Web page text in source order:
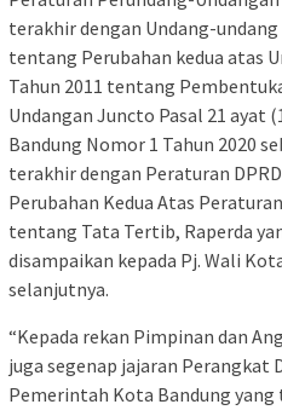
terakhir dengan Undang-
tentang Perubahan kedua atas
Tahun 2011 tentang
Undangan Juncto Pasal 21 ayat
Bandung Nomor 1 Tahun 2020
terakhir dengan Peraturan
Perubahan Kedua Atas
tentang Tata Tertib, Raperda
disampaikan kepada Pj. Wali
selanjutnya.
“Kepada rekan Pimpinan dan
juga segenap jajaran Perangkat
Pemerintah Kota Bandung